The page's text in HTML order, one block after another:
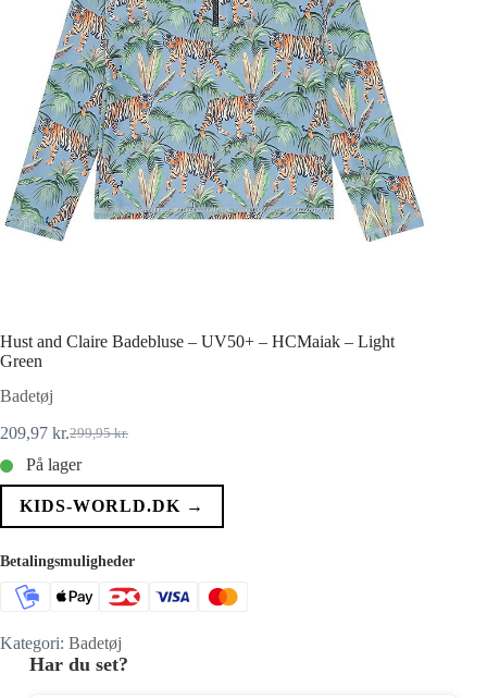
Hust and Claire Badebluse – UV50+ – HCMaiak – Light
Green
Badetøj
299,95kr.
Den
oprindelige
pris
var:
209,97 kr.Den
aktuelle
pris
er:
På lager
KIDS-WORLD.DK →
Betalingsmuligheder
Kategori: Badetøj
Har du set?